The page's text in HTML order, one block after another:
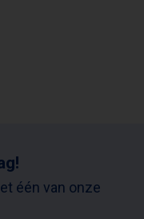
één van onze